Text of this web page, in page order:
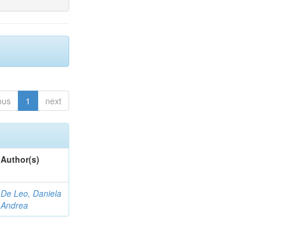
1 next
Author(s)
De Leo, Daniela
Andrea